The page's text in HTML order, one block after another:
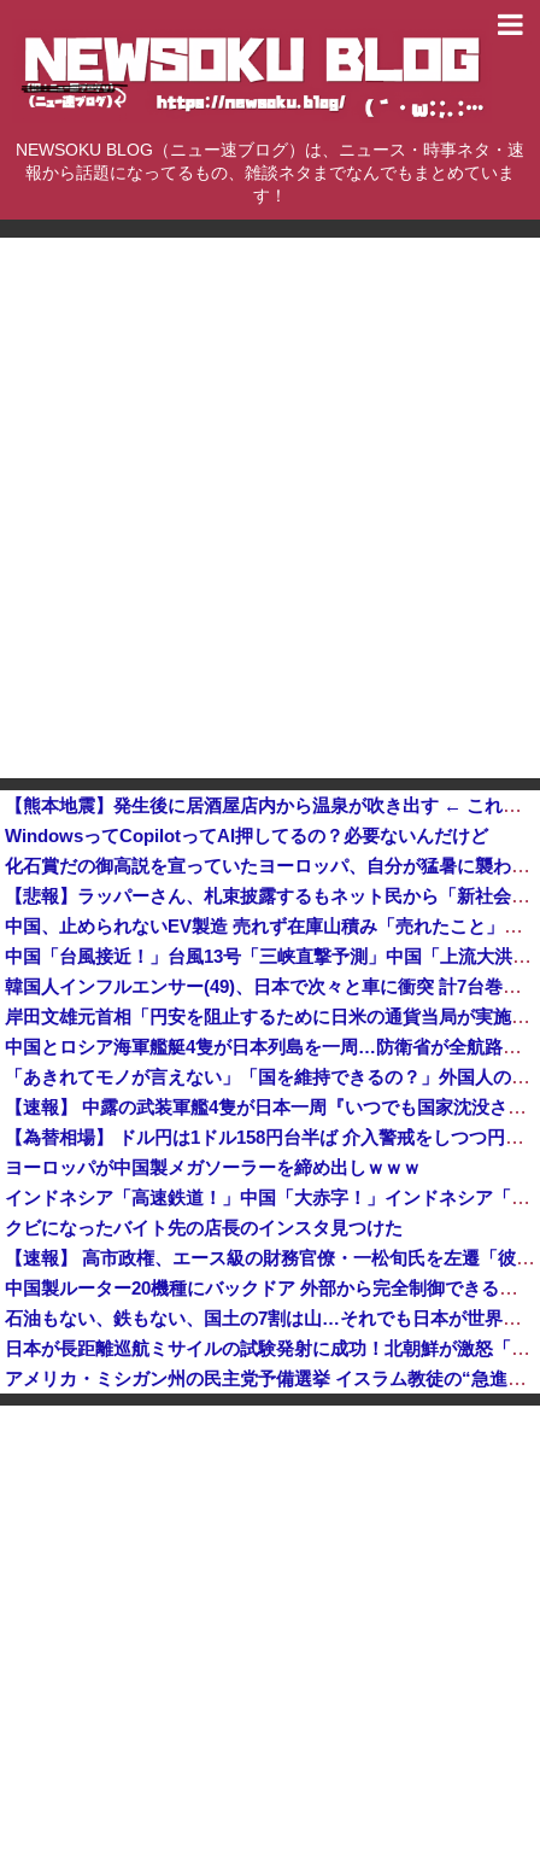
NEWSOKU BLOG（ニュー速ブログ）は、ニュース・時事ネタ・速
報から話題になってるもの、雑談ネタまでなんでもまとめていま
す！
【熊本地震】発生後に居酒屋店内から温泉が吹き出す ← これ前触れじゃね？
WindowsってCopilotってAI押してるの？必要ないんだけど
化石賞だの御高説を宣っていたヨーロッパ、自分が猛暑に襲われると為すすべべもなくダメージを受けてしまい
【悲報】ラッパーさん、札束披露するもネット民から「新社会人の初ボーナスくらいしかない」と笑われる他
中国、止められないEV製造 売れず在庫山積み「売れたこと」にして補助金を騙し取る事案を思いつきが横行
中国「台風接近！」台風13号「三峡直撃予測」中国「上流大洪水！（三峡上流」中国都市「8/5の映像（動画」三峡ダム「緊急放流（決壊危機」中国「下流大水害（震え声」→
韓国人インフルエンサー(49)、日本で次々と車に衝突 計7台巻き込み 八王子
岸田文雄元首相「円安を阻止するために日米の通貨当局が実施した為替介入は一時しのぎに過ぎない」
中国とロシア海軍艦艇4隻が日本列島を一周…防衛省が全航路を公開！
「あきれてモノが言えない」「国を維持できるの？」外国人の永住許可要件の厳格化で在日中国人の本音は？
【速報】 中露の武装軍艦4隻が日本一周『いつでも国家沈没させられるぞ』
【為替相場】 ドル円は1ドル158円台半ば 介入警戒をしつつ円売りが続行
ヨーロッパが中国製メガソーラーを締め出しｗｗｗ
インドネシア「高速鉄道！」中国「大赤字！」インドネシア「運営会社の株式購入！（負債対策」中国「はい（巨額負債」インドネシア「700km延伸計画！（実質中止」→
クビになったバイト先の店長のインスタ見つけた
【速報】 高市政権、エース級の財務官僚・一松旬氏を左遷「彼は協力的でなかった」財務省の言いなりではないことが判明
中国製ルーター20機種にバックドア 外部から完全制御できる機能が仕込まれていた
石油もない、鉄もない、国土の7割は山…それでも日本が世界屈指の経済大国になれた「勤勉さ」以外の勝因！
日本が長距離巡航ミサイルの試験発射に成功！北朝鮮が激怒「日本が戦争国家になろうとしている」「絶対に傍観しない、必ず後悔させる」
アメリカ・ミシガン州の民主党予備選挙 イスラム教徒の“急進左派”候補が勝利確実に⋯トランプ氏は批判
日本「熊本地震」ハビタ「従業員2人亡くなる」営業部長「イオンのスタッフに制止されなかった」日本「部長が連絡後の店員行動を証言（謎」イオン「再入館可能の事実ない」→